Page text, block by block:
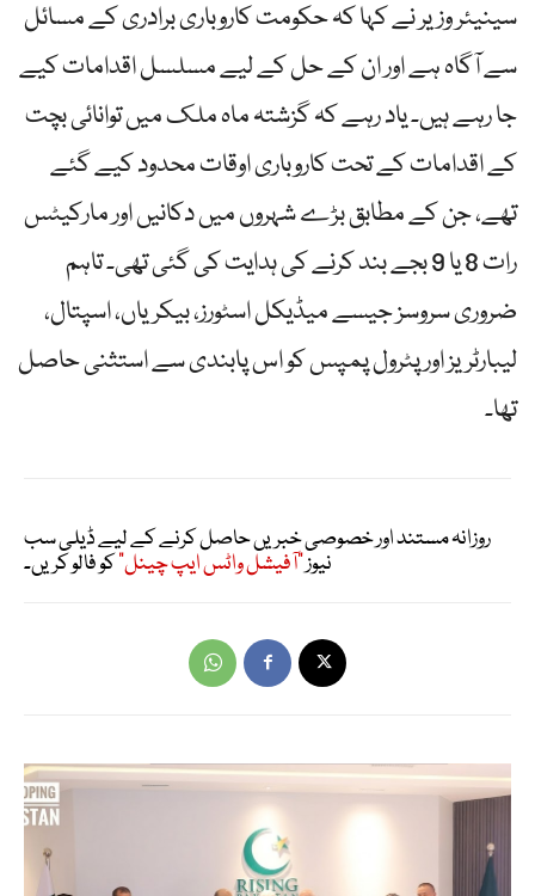
سینیئر وزیر نے کہا کہ حکومت کاروباری برادری کے مسائل
سے آگاہ ہے اور ان کے حل کے لیے مسلسل اقدامات کیے
جا رہے ہیں۔ یاد رہے کہ گزشتہ ماہ ملک میں توانائی بچت
کے اقدامات کے تحت کاروباری اوقات محدود کیے گئے
تھے، جن کے مطابق بڑے شہروں میں دکانیں اور مارکیٹس
رات 8 یا 9 بجے بند کرنے کی ہدایت کی گئی تھی۔ تاہم
ضروری سروسز جیسے میڈیکل اسٹورز، بیکریاں، اسپتال،
لیبارٹریز اور پٹرول پمپس کو اس پابندی سے استثنی حاصل
تھا۔
روزانہ مستند اور خصوصی خبریں حاصل کرنے کے لیے ڈیلی سب
نیوز"آفیشل واٹس ایپ چینل"کو فالو کریں۔